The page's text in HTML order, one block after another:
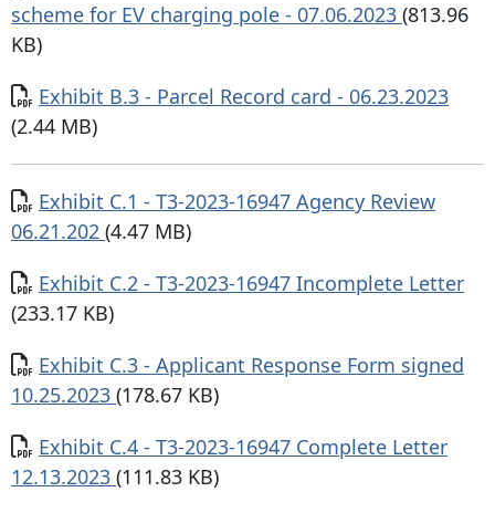
scheme for EV charging pole - 07.06.2023 (813.96
KB)
Documento
Exhibit B.3 - Parcel Record card - 06.23.2023
(2.44 MB)
Documento
Exhibit C.1 - T3-2023-16947 Agency Review
06.21.202 (4.47 MB)
Documento
Exhibit C.2 - T3-2023-16947 Incomplete Letter
(233.17 KB)
Documento
Exhibit C.3 - Applicant Response Form signed
10.25.2023 (178.67 KB)
Documento
Exhibit C.4 - T3-2023-16947 Complete Letter
12.13.2023 (111.83 KB)